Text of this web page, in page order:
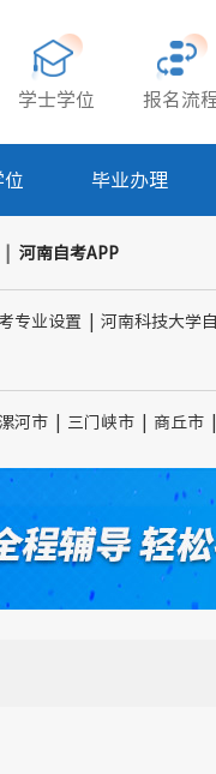
学士学位 报名流
位 毕业办理
河南自考APP
专业设置 河南科技大学
漯河市 三门峡市 商丘市